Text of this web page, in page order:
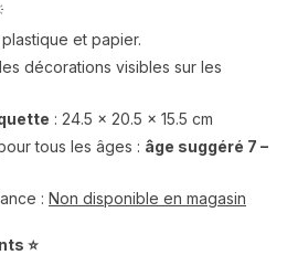
et papier.
décorations visibles sur les
: 24.5 x 20.5 x 15.5 cm
tous les âges : âge suggéré 7 –
: Non disponible en magasin
⭐